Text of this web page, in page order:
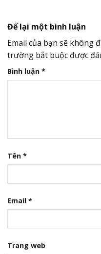
Để lại một bình luận
Email của bạn sẽ không
trường bắt buộc được
Bình luận *
Tên *
Email *
Trang web